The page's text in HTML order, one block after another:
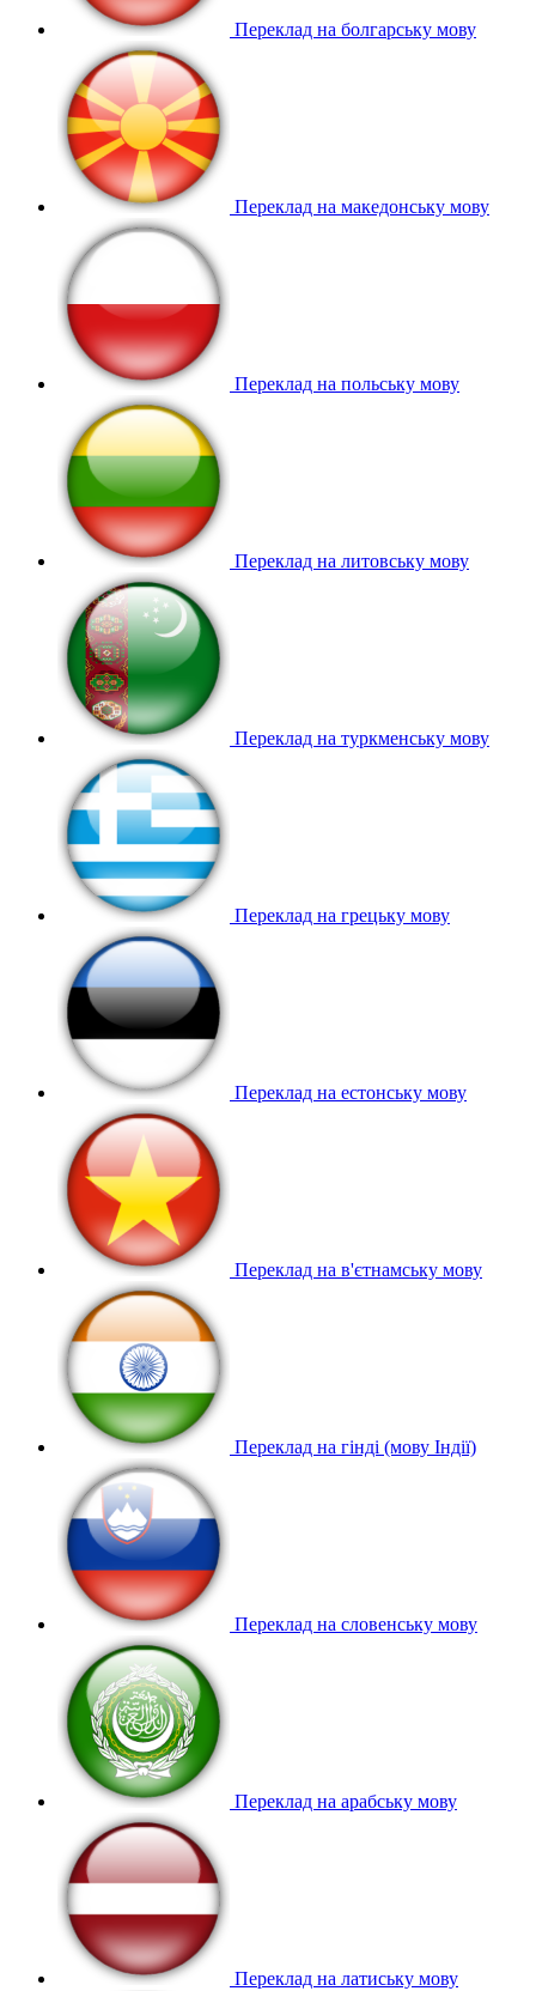
Переклад на болгарську мову
Переклад на македонську мову
Переклад на польську мову
Переклад на литовську мову
Переклад на туркменську мову
Переклад на грецьку мову
Переклад на естонську мову
Переклад на в'єтнамську мову
Переклад на гінді (мову Індії)
Переклад на словенську мову
Переклад на арабську мову
Переклад на латиську мову